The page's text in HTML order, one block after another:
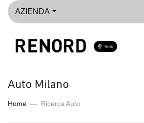
AZIENDA
Sedi
Auto Milano
Home Ricerca Auto